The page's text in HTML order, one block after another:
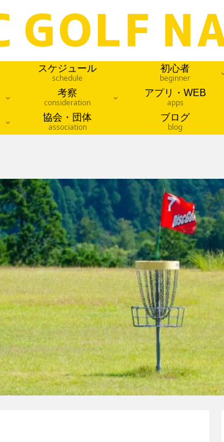
スケジュール
schedule
初心者
beginner
考察
consideration
アプリ・WEB
apps
協会・団体
association
ブログ
blog